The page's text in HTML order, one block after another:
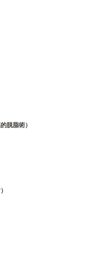
脱脂術）